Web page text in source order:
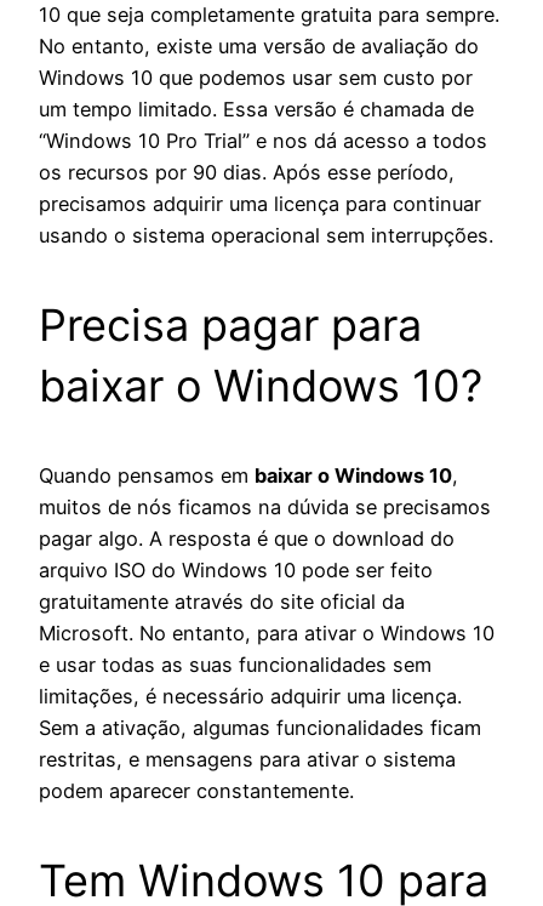
10 que seja completamente gratuita para sempre.
No entanto, existe uma versão de avaliação do
Windows 10 que podemos usar sem custo por
um tempo limitado. Essa versão é chamada de
“Windows 10 Pro Trial” e nos dá acesso a todos
os recursos por 90 dias. Após esse período,
precisamos adquirir uma licença para continuar
usando o sistema operacional sem interrupções.
Precisa pagar para
baixar o Windows 10?
Quando pensamos em baixar o Windows 10,
muitos de nós ficamos na dúvida se precisamos
pagar algo. A resposta é que o download do
arquivo ISO do Windows 10 pode ser feito
gratuitamente através do site oficial da
Microsoft. No entanto, para ativar o Windows 10
e usar todas as suas funcionalidades sem
limitações, é necessário adquirir uma licença.
Sem a ativação, algumas funcionalidades ficam
restritas, e mensagens para ativar o sistema
podem aparecer constantemente.
Tem Windows 10 para